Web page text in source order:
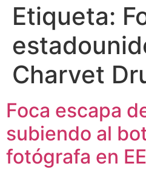
Etiqueta:
Charvet
Foca escapa
subiendo al
fotógrafa en